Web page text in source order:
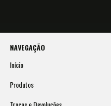
NAVEGAÇÃO
Início
Produtos